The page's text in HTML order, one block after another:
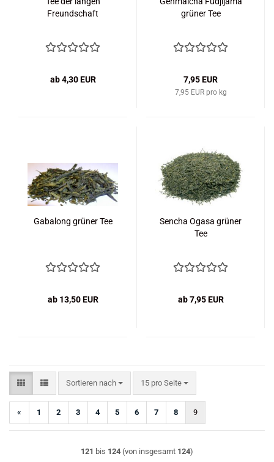
Freundschaft
ab 4,30 EUR
grüner Tee
7,95 EUR
7,95 EUR pro kg
Gabalong grüner Tee
ab 13,50 EUR
Sencha Ogasa grüner
Tee
ab 7,95 EUR
Sortieren nach
Sortieren nach 15 pro Seite
pro Seite
« 1 2 3 4 5 6 7 8 9
121 bis 124 (von insgesamt 124)